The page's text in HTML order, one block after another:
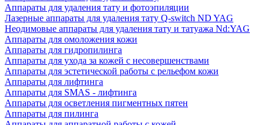
Аппараты для удаления тату и фотоэпиляции
Лазерные аппараты для удаления тату Q-switch ND YAG
Неодимовые аппараты для удаления тату и татуажа Nd:YAG
Аппараты для омоложения кожи
Аппараты для гидропилинга
Аппараты для ухода за кожей с несовершенствами
Аппараты для эстетической работы с рельефом кожи
Аппараты для лифтинга
Аппараты для SMAS - лифтинга
Аппараты для осветления пигментных пятен
Аппараты для пилинга